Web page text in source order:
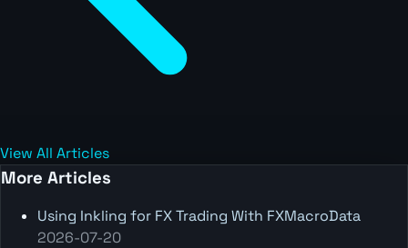
View All Articles
More Articles
Using Inkling for FX Trading With FXMacroData
2026-07-20